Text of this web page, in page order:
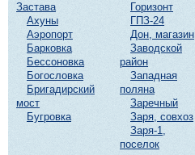
Застава
Ахуны
Аэропорт
Барковка
Бессоновка
Богословка
Бригадирский
мост
Бугровка
Горизонт
ГПЗ-24
Дон, магазин
Заводской
район
Западная
поляна
Заречный
Заря, совхоз
Заря-1,
поселок